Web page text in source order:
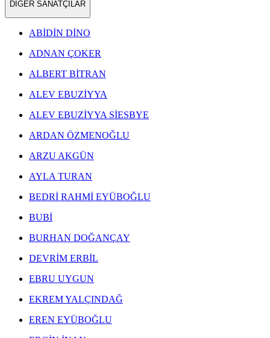
DİĞER SANATÇILAR
ABİDİN DİNO
ADNAN ÇOKER
ALBERT BİTRAN
ALEV EBUZİYYA
ALEV EBUZİYYA SİESBYE
ARDAN ÖZMENOĞLU
ARZU AKGÜN
AYLA TURAN
BEDRİ RAHMİ EYÜBOĞLU
BUBİ
BURHAN DOĞANÇAY
DEVRİM ERBİL
EBRU UYGUN
EKREM YALÇINDAĞ
EREN EYÜBOĞLU